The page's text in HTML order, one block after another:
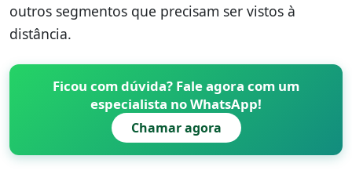
outros segmentos que precisam ser vistos à
distância.
Ficou com dúvida? Fale agora com um
especialista no WhatsApp!
Chamar agora